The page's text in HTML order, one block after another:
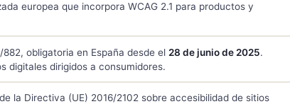
europea que incorpora WCAG 2.1 para productos y
obligatoria en España desde el 28 de junio de 2025.
digitales dirigidos a consumidores.
la Directiva (UE) 2016/2102 sobre accesibilidad de sitios